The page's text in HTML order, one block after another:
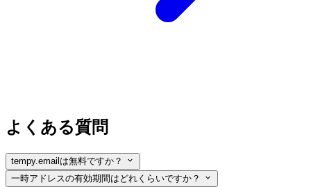
よくある質問
tempy.emailは無料ですか？
一時アドレスの有効期間はどれくらいですか？